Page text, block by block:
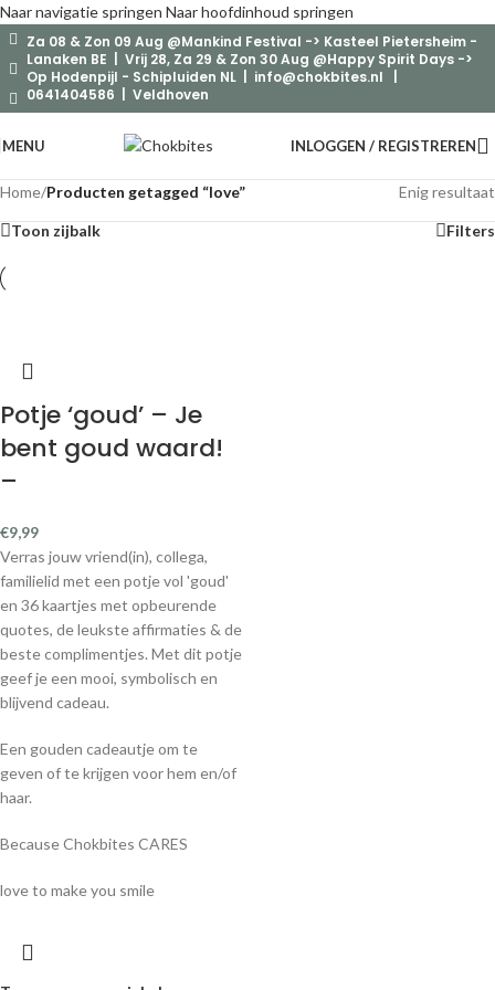
Naar navigatie springen Naar hoofdinhoud springen
Za 08 & Zon 09 Aug @Mankind Festival -> Kasteel Pietersheim -
Lanaken BE | Vrij 28, Za 29 & Zon 30 Aug @Happy Spirit Days ->
Op Hodenpijl - Schipluiden NL | info@chokbites.nl
0641404586 | Veldhoven
MENU INLOGGEN / REGISTREREN
Home/Producten getagged “love” Enig resultaat
Toon zijbalk Filters
Potje ‘goud’ – Je
bent goud waard!
–
€9,99
Verras jouw vriend(in), collega,
familielid met een potje vol 'goud'
en 36 kaartjes met opbeurende
quotes, de leukste affirmaties & de
beste complimentjes. Met dit potje
geef je een mooi, symbolisch en
blijvend cadeau.
Een gouden cadeautje om te
geven of te krijgen voor hem en/of
haar.
Because Chokbites CARES
love to make you smile